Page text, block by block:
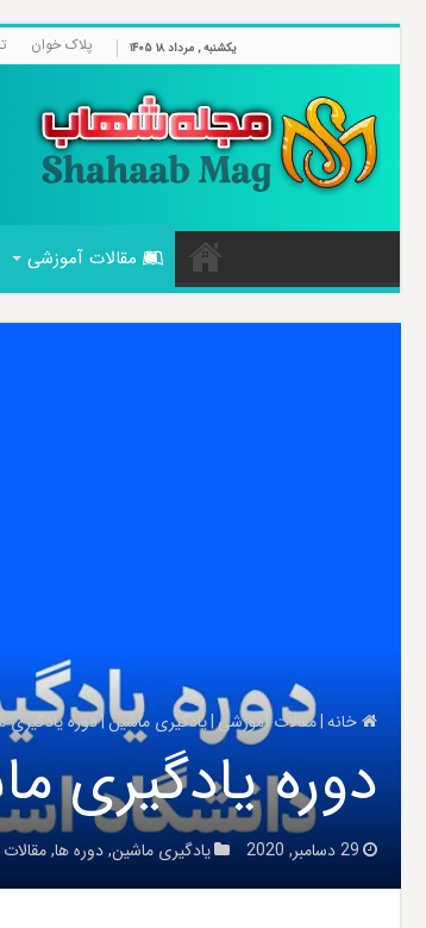
یکشنبه , مرداد ۱۸ ۱۴۰۵ پلاک خوان
مقالات آموزشی
خانه|مقالات آموزشی|یادگیری ماشین|دوره یادگیری
دوره یادگیری
29 دسامبر, 2020 یادگیری ماشین,دوره ها,